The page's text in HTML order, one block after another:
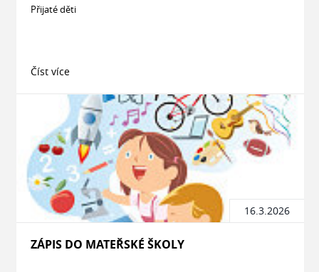
Přijaté děti
Číst více
16.3.2026
ZÁPIS DO MATEŘSKÉ ŠKOLY